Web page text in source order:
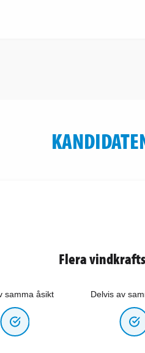
Flera
samma åsikt Delvis av